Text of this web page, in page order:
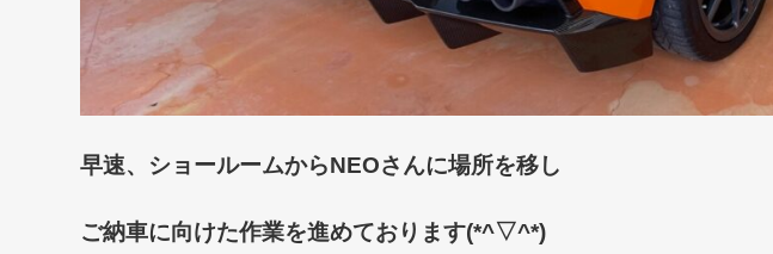
早速、ショールームからNEOさんに場所を移し
ご納車に向けた作業を進めております(*^▽^*)